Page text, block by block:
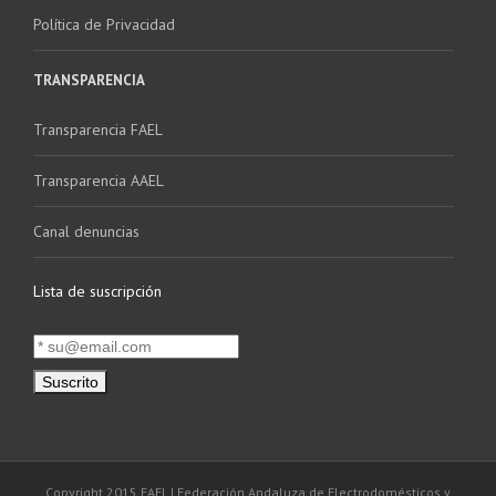
Política de Privacidad
TRANSPARENCIA
Transparencia FAEL
Transparencia AAEL
Canal denuncias
Lista de suscripción
Copyright 2015 FAEL | Federación Andaluza de Electrodomésticos y